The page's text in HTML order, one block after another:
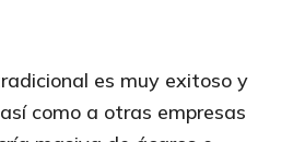
es muy exitoso y
como a otras empresas